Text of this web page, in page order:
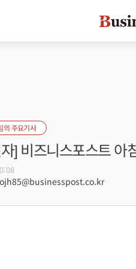
의 주요기사
] 비즈니스포스트 아